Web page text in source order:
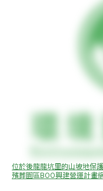
位於後龍龍坑里的山坡地保
殯葬園區BOO興建營運計畫網